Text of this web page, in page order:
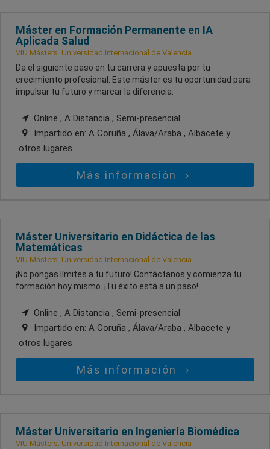
Máster en Formación Permanente en IA
Aplicada Salud
VIU Másters. Universidad Internacional de Valencia
Da el siguiente paso en tu carrera y apuesta por tu
crecimiento profesional. Este máster es tu oportunidad para
impulsar tu futuro y marcar la diferencia.
Online , A Distancia , Semi-presencial
Impartido en: A Coruña , Álava/Araba , Albacete y
otros lugares
Más información
Máster Universitario en Didáctica de las
Matemáticas
VIU Másters. Universidad Internacional de Valencia
¡No pongas límites a tu futuro! Contáctanos y comienza tu
formación hoy mismo. ¡Tu éxito está a un paso!
Online , A Distancia , Semi-presencial
Impartido en: A Coruña , Álava/Araba , Albacete y
otros lugares
Más información
Máster Universitario en Ingeniería Biomédica
VIU Másters. Universidad Internacional de Valencia